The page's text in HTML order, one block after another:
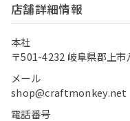
店舗詳細情報
本社
〒501-4232 岐阜県郡上
メール
shop@craftmonkey.net
電話番号